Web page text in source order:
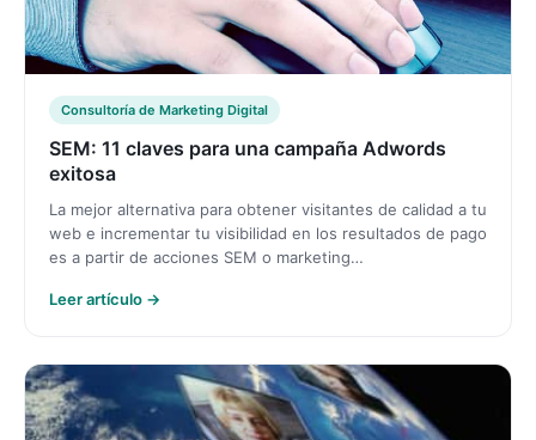
Consultoría de Marketing Digital
SEM: 11 claves para una campaña Adwords
exitosa
La mejor alternativa para obtener visitantes de calidad a tu
web e incrementar tu visibilidad en los resultados de pago
es a partir de acciones SEM o marketing…
Leer artículo →